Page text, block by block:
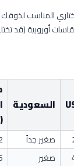
المناسب
أوروبية (قد
السعودية
صغير جداً
صغير